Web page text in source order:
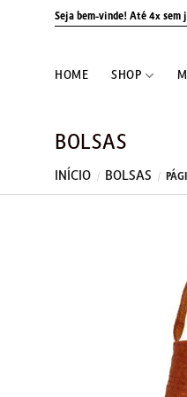
Seja bem-vinde! Até 4x sem
HOME SHOP
BOLSAS
INÍCIO / BOLSAS /